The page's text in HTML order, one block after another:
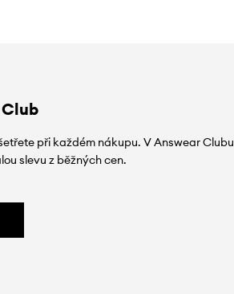
při každém nákupu. V Answear Clubu
slevu z běžných cen.